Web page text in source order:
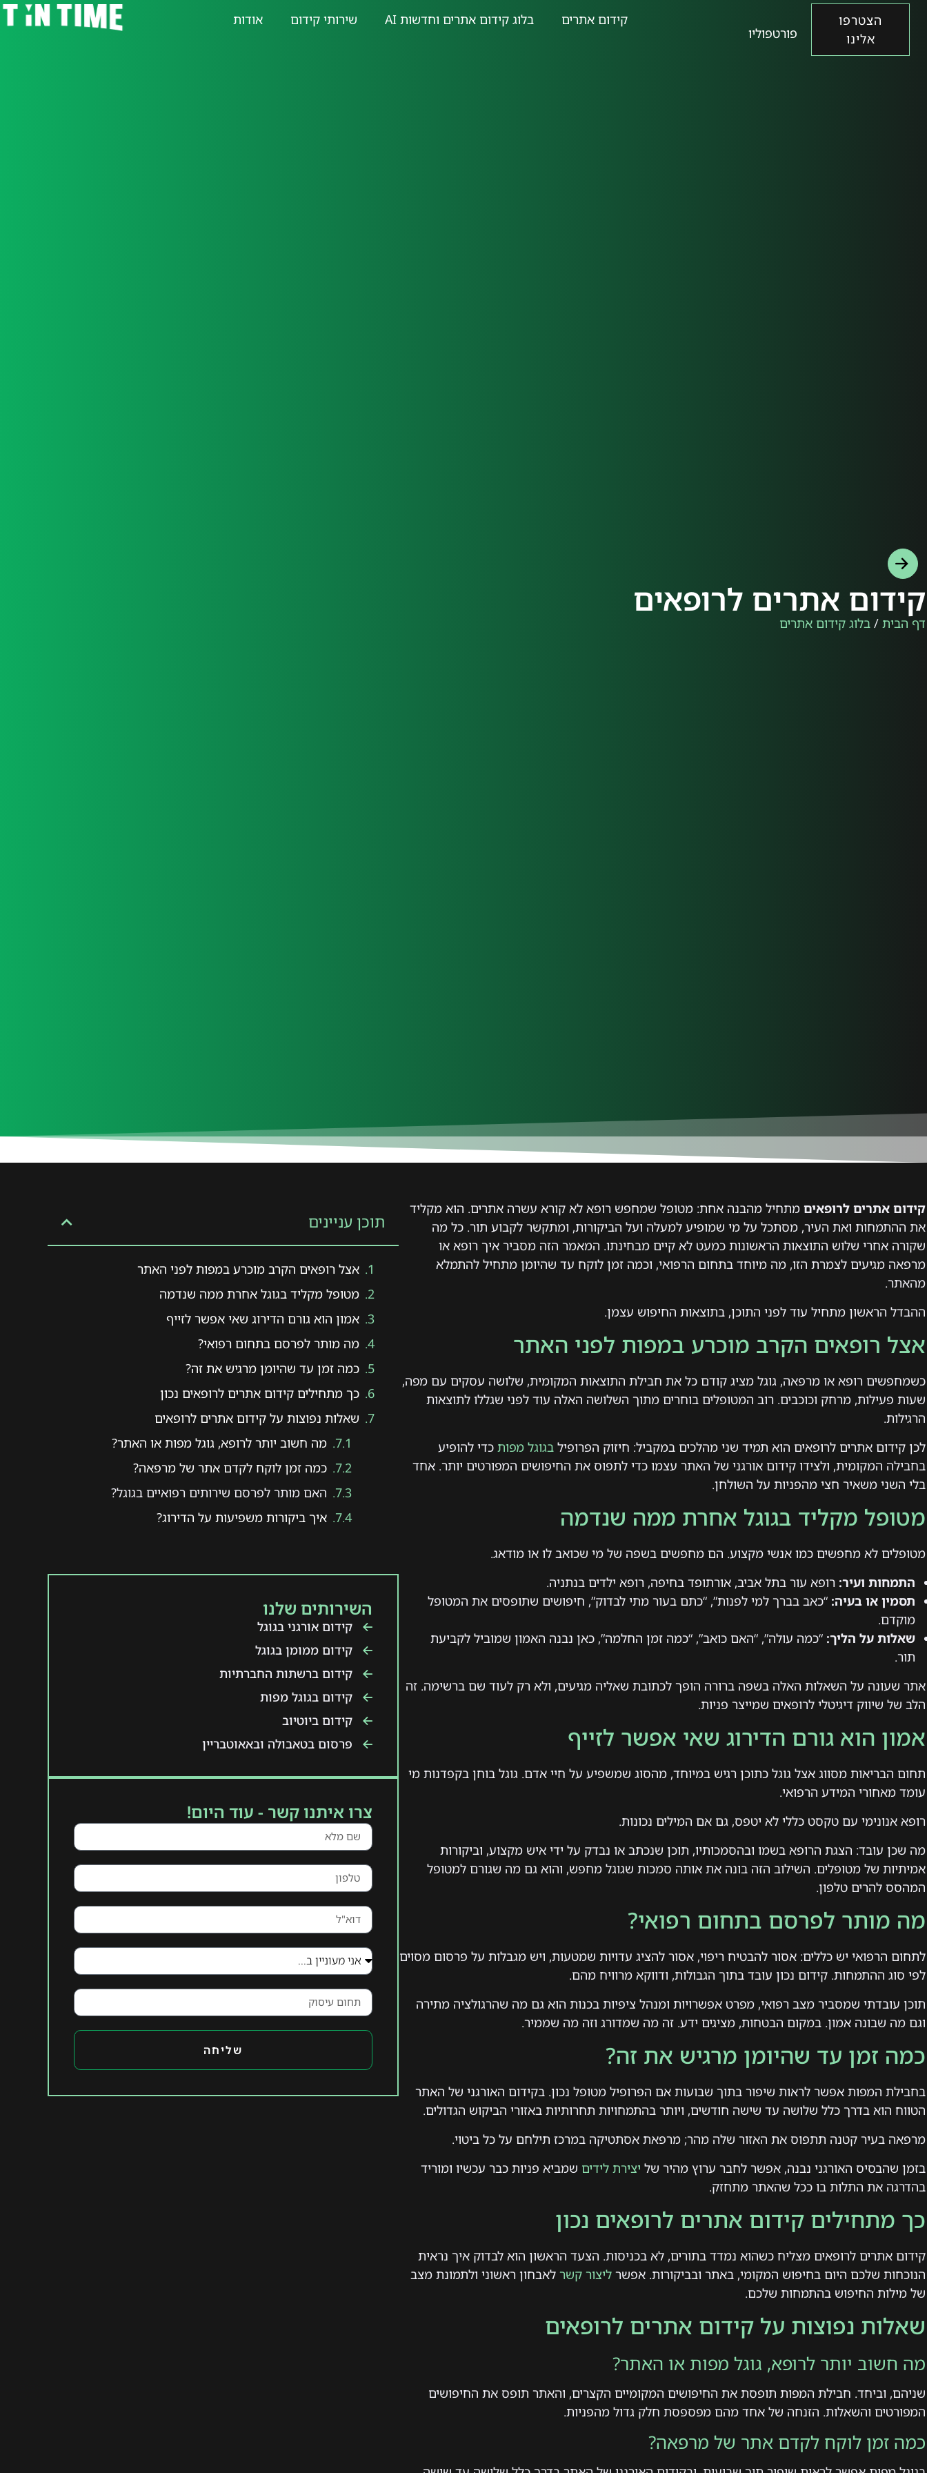
קידום אתרים בלוג קידום אתרים וחדשות AI שירותי קידום אודות
הצטרפו
אלינו
פורטפוליו
קידום אתרים לרופאים
דף הבית / בלוג קידום אתרים
קידום אתרים לרופאים מתחיל מהבנה אחת: מטופל שמחפש רופא לא קורא עשרה אתרים. הוא מקליד
את ההתמחות ואת העיר, מסתכל על מי שמופיע למעלה ועל הביקורות, ומתקשר לקבוע תור. כל מה
שקורה אחרי שלוש התוצאות הראשונות כמעט לא קיים מבחינתו. המאמר הזה מסביר איך רופא או
מרפאה מגיעים לצמרת הזו, מה מיוחד בתחום הרפואי, וכמה זמן לוקח עד שהיומן מתחיל להתמלא
מהאתר.
ההבדל הראשון מתחיל עוד לפני התוכן, בתוצאות החיפוש עצמן.
אצל רופאים הקרב מוכרע במפות לפני האתר
כשמחפשים רופא או מרפאה, גוגל מציג קודם כל את חבילת התוצאות המקומית, שלושה עסקים עם מפה,
שעות פעילות, מרחק וכוכבים. רוב המטופלים בוחרים מתוך השלושה האלה עוד לפני שגללו לתוצאות
הרגילות.
לכן קידום אתרים לרופאים הוא תמיד שני מהלכים במקביל: חיזוק הפרופיל בגוגל מפות כדי להופיע
בחבילה המקומית, ולצידו קידום אורגני של האתר עצמו כדי לתפוס את החיפושים המפורטים יותר. אחד
בלי השני משאיר חצי מהפניות על השולחן.
מטופל מקליד בגוגל אחרת ממה שנדמה
מטופלים לא מחפשים כמו אנשי מקצוע. הם מחפשים בשפה של מי שכואב לו או מודאג.
התמחות ועיר: רופא עור בתל אביב, אורתופד בחיפה, רופא ילדים בנתניה.
תסמין או בעיה: “כאב בברך למי לפנות”, “כתם בעור מתי לבדוק”, חיפושים שתופסים את המטופל
מוקדם.
שאלות על הליך: “כמה עולה”, “האם כואב”, “כמה זמן החלמה”, כאן נבנה האמון שמוביל לקביעת
תור.
אתר שעונה על השאלות האלה בשפה ברורה הופך לכתובת שאליה מגיעים, ולא רק לעוד שם ברשימה. זה
הלב של שיווק דיגיטלי לרופאים שמייצר פניות.
אמון הוא גורם הדירוג שאי אפשר לזייף
תחום הבריאות מסווג אצל גוגל כתוכן רגיש במיוחד, מהסוג שמשפיע על חיי אדם. גוגל בוחן בקפדנות מי
עומד מאחורי המידע הרפואי.
רופא אנונימי עם טקסט כללי לא יטפס, גם אם המילים נכונות.
מה שכן עובד: הצגת הרופא בשמו ובהסמכותיו, תוכן שנכתב או נבדק על ידי איש מקצוע, וביקורות
אמיתיות של מטופלים. השילוב הזה בונה את אותה סמכות שגוגל מחפש, והוא גם מה שגורם למטופל
המהסס להרים טלפון.
מה מותר לפרסם בתחום רפואי?
לתחום הרפואי יש כללים: אסור להבטיח ריפוי, אסור להציג עדויות שמטעות, ויש מגבלות על פרסום מסוים
לפי סוג ההתמחות. קידום נכון עובד בתוך הגבולות, ודווקא מרוויח מהם.
תוכן עובדתי שמסביר מצב רפואי, מפרט אפשרויות ומנהל ציפיות בכנות הוא גם מה שהרגולציה מתירה
וגם מה שבונה אמון. במקום הבטחות, מציגים ידע. זה מה שמדורג וזה מה שממיר.
כמה זמן עד שהיומן מרגיש את זה?
בחבילת המפות אפשר לראות שיפור בתוך שבועות אם הפרופיל מטופל נכון. בקידום האורגני של האתר
הטווח הוא בדרך כלל שלושה עד שישה חודשים, ויותר בהתמחויות תחרותיות באזורי הביקוש הגדולים.
מרפאה בעיר קטנה תתפוס את האזור שלה מהר; מרפאת אסתטיקה במרכז תילחם על כל ביטוי.
בזמן שהבסיס האורגני נבנה, אפשר לחבר ערוץ מהיר של יצירת לידים שמביא פניות כבר עכשיו ומוריד
בהדרגה את התלות בו ככל שהאתר מתחזק.
כך מתחילים קידום אתרים לרופאים נכון
קידום אתרים לרופאים מצליח כשהוא נמדד בתורים, לא בכניסות. הצעד הראשון הוא לבדוק איך נראית
הנוכחות שלכם היום בחיפוש המקומי, באתר ובביקורות. אפשר ליצור קשר לאבחון ראשוני ולתמונת מצב
של מילות החיפוש בהתמחות שלכם.
שאלות נפוצות על קידום אתרים לרופאים
מה חשוב יותר לרופא, גוגל מפות או האתר?
שניהם, וביחד. חבילת המפות תופסת את החיפושים המקומיים הקצרים, והאתר תופס את החיפושים
המפורטים והשאלות. הזנחה של אחד מהם מפספסת חלק גדול מהפניות.
כמה זמן לוקח לקדם אתר של מרפאה?
תוכן עניינים
אצל רופאים הקרב מוכרע במפות לפני האתר
מטופל מקליד בגוגל אחרת ממה שנדמה
אמון הוא גורם הדירוג שאי אפשר לזייף
מה מותר לפרסם בתחום רפואי?
כמה זמן עד שהיומן מרגיש את זה?
כך מתחילים קידום אתרים לרופאים נכון
שאלות נפוצות על קידום אתרים לרופאים
מה חשוב יותר לרופא, גוגל מפות או האתר?
כמה זמן לוקח לקדם אתר של מרפאה?
האם מותר לפרסם שירותים רפואיים בגוגל?
איך ביקורות משפיעות על הדירוג?
השירותים שלנו
קידום אורגני בגוגל
קידום ממומן בגוגל
קידום ברשתות החברתיות
קידום בגוגל מפות
קידום ביוטיוב
פרסום בטאבולה ובאאוטבריין
צרו איתנו קשר - עוד היום!
שליחה